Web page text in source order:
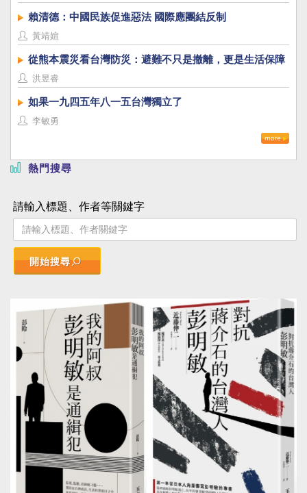
賴清德：中國民族促進惡法 國際應團結反制
黃靖媗
從熊本震災看台灣防災：避難不只是撤離，更是生活保障
洪昱睿
如果一九四五年八一五台灣獨立了
李敏勇
熱門搜尋
請輸入標題、作者等關鍵字
開始搜尋